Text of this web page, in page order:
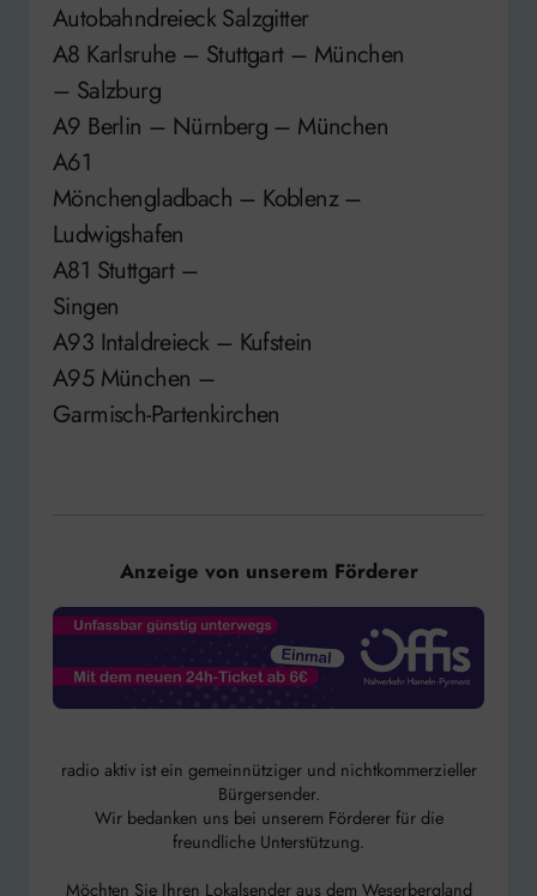
Autobahndreieck Salzgitter
A8 Karlsruhe – Stuttgart – München
– Salzburg
A9 Berlin – Nürnberg – München
A61
Mönchengladbach – Koblenz –
Ludwigshafen
A81 Stuttgart –
Singen
A93 Intaldreieck – Kufstein
A95 München –
Garmisch-Partenkirchen
Anzeige von unserem Förderer
radio aktiv ist ein gemeinnütziger und nichtkommerzieller
Bürgersender.
Wir bedanken uns bei unserem Förderer für die
freundliche Unterstützung.
Möchten Sie Ihren Lokalsender aus dem Weserbergland